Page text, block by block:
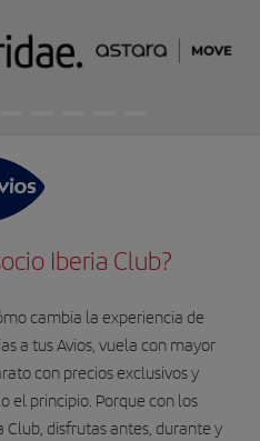
Iberia Club?
cambia la experiencia de
a tus Avios, vuela con mayor
con precios exclusivos y
el principio. Porque con los
disfrutas antes, durante y